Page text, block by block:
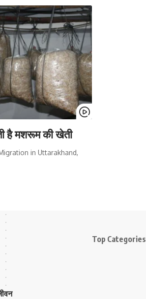
है मशरूम की खेती
in Uttarakhand,
Top Categories